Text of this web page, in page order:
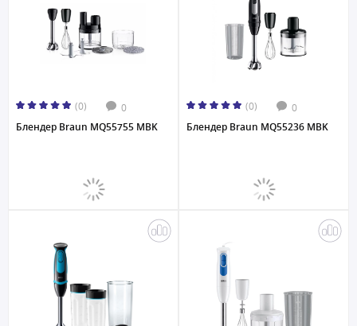
(0) 0
Блендер Braun MQ55755 MBK
(0) 0
Блендер Braun MQ55236 MBK